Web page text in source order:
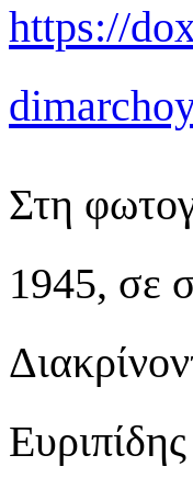
https://
Στη
1945, σε